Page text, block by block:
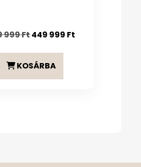
999FtOriginal
was:
599
999 Ft.
449 999 Ft
KOSÁRBA